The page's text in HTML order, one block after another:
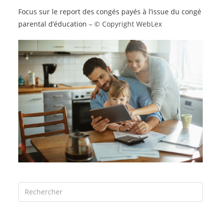
Focus sur le report des congés payés à l’issue du congé
parental d’éducation – © Copyright WebLex